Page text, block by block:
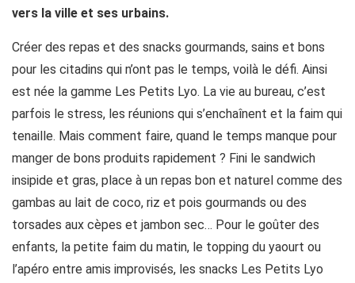
vers la ville et ses urbains.
Créer des repas et des snacks gourmands, sains et bons
pour les citadins qui n’ont pas le temps, voilà le défi. Ainsi
est née la gamme Les Petits Lyo. La vie au bureau, c’est
parfois le stress, les réunions qui s’enchaînent et la faim qui
tenaille. Mais comment faire, quand le temps manque pour
manger de bons produits rapidement ? Fini le sandwich
insipide et gras, place à un repas bon et naturel comme des
gambas au lait de coco, riz et pois gourmands ou des
torsades aux cèpes et jambon sec… Pour le goûter des
enfants, la petite faim du matin, le topping du yaourt ou
l’apéro entre amis improvisés, les snacks Les Petits Lyo